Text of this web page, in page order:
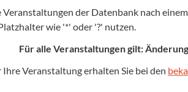
Veranstaltungen der Datenbank nach
wie '*' oder '?' nutzen.
Für alle Veranstaltungen gilt:
Veranstaltung erhalten Sie bei den